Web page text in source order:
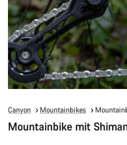
Canyon Mountainbikes
Mountainbike mit